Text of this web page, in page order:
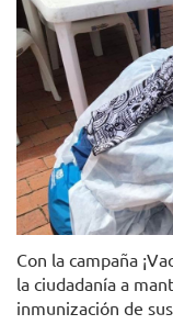
Con la campaña
la ciudadanía a
inmunización de